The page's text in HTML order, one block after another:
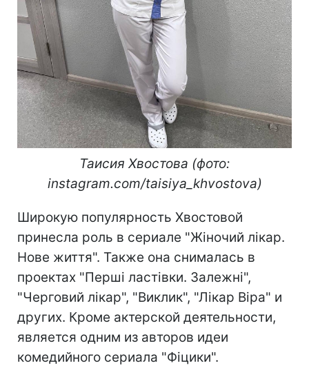
Таисия Хвостова (фото:
instagram.com/taisiya_khvostova)
Широкую популярность Хвостовой
принесла роль в сериале "Жіночий лікар.
Нове життя". Также она снималась в
проектах "Перші ластівки. Залежні",
"Черговий лікар", "Виклик", "Лікар Віра" и
других. Кроме актерской деятельности,
является одним из авторов идеи
комедийного сериала "Фіцики".